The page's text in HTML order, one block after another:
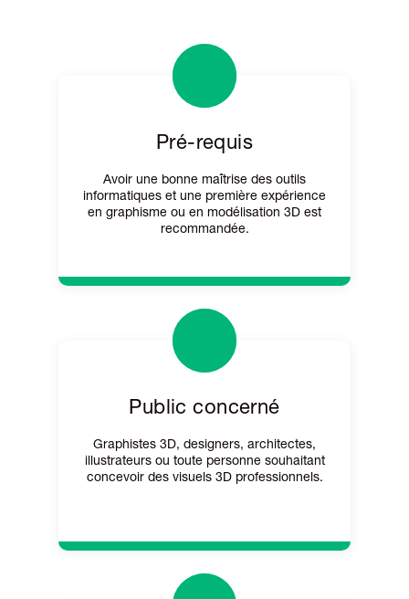
Pré-requis
Avoir une bonne maîtrise des outils
informatiques et une première expérience
en graphisme ou en modélisation 3D est
recommandée.
Public concerné
Graphistes 3D, designers, architectes,
illustrateurs ou toute personne souhaitant
concevoir des visuels 3D professionnels.